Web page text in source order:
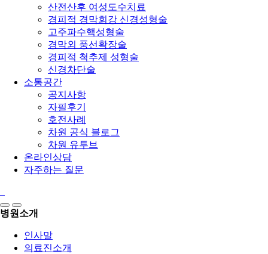
산전산후 여성도수치료
경피적 경막회강 신경성형술
고주파수핵성형술
경막외 풍선확장술
경피적 척추제 성형술
신경차단술
소통공간
공지사항
자필후기
호전사례
차원 공식 블로그
차원 유투브
온라인상담
자주하는 질문
병원소개
인사말
의료진소개